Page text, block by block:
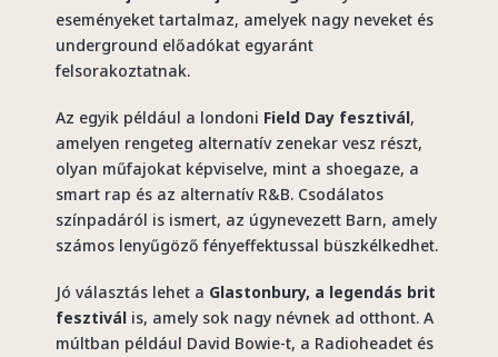
eseményeket tartalmaz, amelyek nagy neveket és
underground előadókat egyaránt
felsorakoztatnak.
Az egyik például a londoni Field Day fesztivál,
amelyen rengeteg alternatív zenekar vesz részt,
olyan műfajokat képviselve, mint a shoegaze, a
smart rap és az alternatív R&B. Csodálatos
színpadáról is ismert, az úgynevezett Barn, amely
számos lenyűgöző fényeffektussal büszkélkedhet.
Jó választás lehet a Glastonbury, a legendás brit
fesztivál is, amely sok nagy névnek ad otthont. A
múltban például David Bowie-t, a Radioheadet és